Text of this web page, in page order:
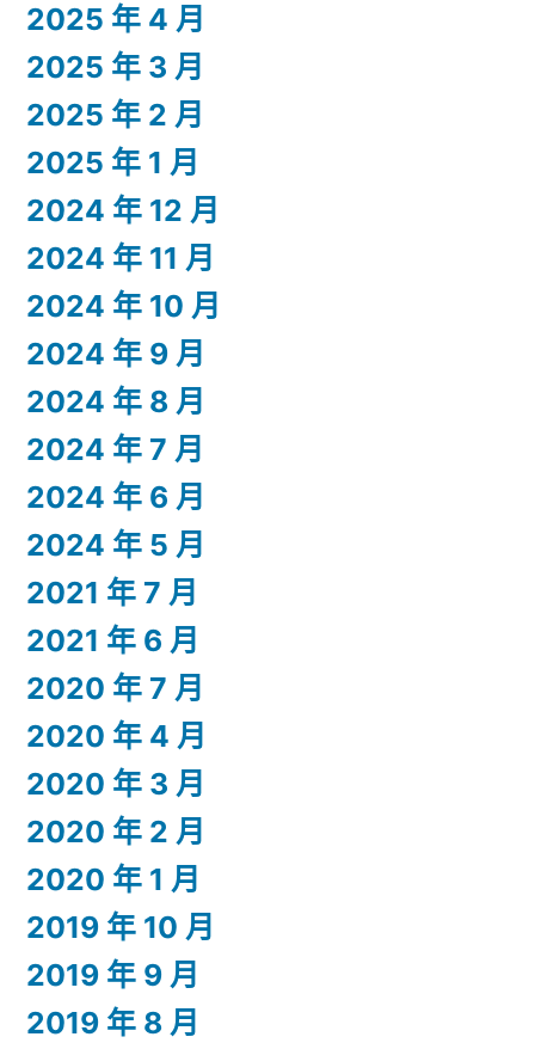
2025 年 4 月
2025 年 3 月
2025 年 2 月
2025 年 1 月
2024 年 12 月
2024 年 11 月
2024 年 10 月
2024 年 9 月
2024 年 8 月
2024 年 7 月
2024 年 6 月
2024 年 5 月
2021 年 7 月
2021 年 6 月
2020 年 7 月
2020 年 4 月
2020 年 3 月
2020 年 2 月
2020 年 1 月
2019 年 10 月
2019 年 9 月
2019 年 8 月